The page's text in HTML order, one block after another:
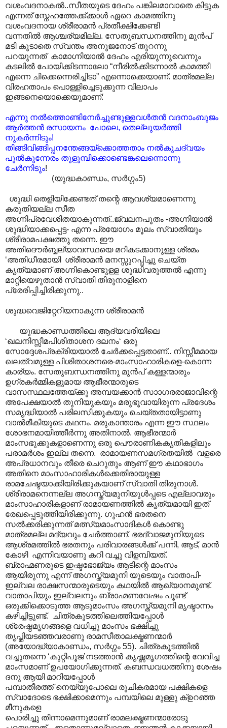
വശംവദനാകൽ..സീതയുടെ ദേഹം പങ്കിലമാവാതെ കിട്ടുക
എന്നത് സ്നേഹത്തേക്ക്ക്കാൾ ഏറെ കാമത്തിനു
വശംവദനായ ശ്രീരാമൻ പ്രതീക്ഷിക്കേണ്ടി
വന്നതിൽ ആശ്ചര്യമില്ല. സേതുബന്ധനത്തിനു മുൻപ്
മടി കൂടാതെ സ്വന്തം അനുജനോട് തുറന്നു
പറയുന്നത് കാമാഗ്നിയാൽ ദേഹം എരിയുന്നുവെന്നും
കടലിൽ പോയിക്കിടന്നാലോ “നീരിൽക്കിടന്നാൽ കാമത്തീ
എന്നെ ചിക്കെന്നെരിച്ചിടാ” എന്നൊക്കെയാണ്. മാത്രമല്ല
വിരഹതാപം പൊള്ളിച്ചെടുക്കുന്ന വിലാപം
ഇങ്ങനെയൊക്കെയുമാണ്:
എന്നു നൽത്തൊണ്ടിനേർച്ചുണ്ടുള്ളവൾതൻ വദനാംബുജം
ആർത്തൻ രസായനം പോലെ, തെല്ലുയർത്തി
നുകർന്നിടും!
തിങ്ങിവിങ്ങിപ്പനന്തേങ്ങയ്ക്കൊത്തതാം നൽകുചദ്വയം
പുൽകുന്നേരം തുളുമ്പിക്കൊണ്ടെങ്കലെന്നൊന്നു
ചേർന്നിടും!
(യുദ്ധകാണ്ഡം, സർഗ്ഗം5)
ശുദ്ധി തെളിയിക്കേണ്ടത് തന്റെ ആവശ്യമാണെന്നു
കരുതിയല്ല സീത
അഗ്നിപ്രവേശിതയാകുന്നത്..ജ്വലനപൂതം -അഗ്നിയാൽ
ശുദ്ധിയാക്കപ്പെട്ട- എന്ന പ്രയോഗം മൂലം സ്വാ‍തിയും
ശ്രീരാമപക്ഷത്തു തന്നെ. ഈ
അതിദൌർബ്ബല്യാ‍വസ്ഥയെ മറികടക്കാനുള്ള ശ്രമം
‘അതിധീരമായി ശ്രീരാമൻ മനസ്സുറപ്പിച്ചു ചെയ്ത
കൃത്യമാണ് അഗ്നികൊണ്ടുള്ള ശുദ്ധിവരുത്തൽ എന്നു
മാറ്റിയെഴുതാൻ സ്വാതി തിരുനാളിനെ
പ്രേരിപ്പിച്ചിരിക്കുന്നു..
ശുദ്ധവെജിറ്റേറിയനാകുന്ന ശ്രീരാമൻ
യുദ്ധകാണ്ഡത്തിലെ ആദ്യവരിയിലെ
‘ഖലനിസ്സീമപിശിതാശന ദലനം‘ ഒരു
സോദ്ദേശപ്രക്രിയയാൽ ചേർക്കപ്പെട്ടതാണ്.. നിസ്സീമമായ
ഖലത്വമുള്ള പിശിതാശനരെ-മാംസാഹാരികളെ-കൊന്ന
കാര്യം. സേതുബന്ധനത്തിനു മുൻപ് കള്ളന്മാരും
ഉഗ്രകർമ്മികളുമായ ആഭീരന്മാരുടെ
വാസസ്ഥലത്തേയ്ക്കു അമ്പയക്കാൻ സാ‍ാഗരരാജാവിന്റെ
അപേക്ഷയാൽ തുനിയുകയും മരുഭൂവായിരുന്ന പ്രദേശം
സമൃദ്ധിയാൽ പരിലസിക്കുകയും ചെയ്തതായിട്ടാണു
വാൽമീകിയുടെ കഥനം. മരുകാന്താരം എന്ന ഈ സ്ഥലം
ശോഭനമായിത്തീർന്നു അതിനാൽ. ആഭീരന്മാർ
മാംസഭുക്കുകളാണെന്നു ഒരു പൌരാണികകൃതികളിലും
പരാമർശം ഇല്ല തന്നെ. രാമായണസമഗ്രതയിൽ വളരെ
അപ്രധാനവും തീരെ ചെറുതും ആണ് ഈ കഥാഭാഗം
അതിനെ മാംസാ‍ഹാരികൾക്കെതിരായുള്ള
രാമചേഷ്ടയാക്കിയിരിക്കുകയാണ് സ്വാതി തിരുനാ‍ൾ.
ശ്രീരാമനെന്നല്ല അഗസ്ത്യമുനിയുൾപ്പടെ എല്ലാവരും
മാംസാഹാരികളാണ് രാമായണത്തിൽ കൃത്യമായി ഇത്
രേഖപ്പെടുത്തിയിരിക്കുന്നു. ഗുഹൻ ഭരതനെ
സൽക്കരിക്കുന്നത് മത്സ്യമാംസാദികൾ കൊണ്ടു
മാത്രമല്ല മദ്യവും ചേർത്താണ്. ഭരദ്വാജമുനിയുടെ
ആശ്രമത്തിൽ ഭരതനും പരിവാരങ്ങൾക്ക് പന്നി, ആട്, മാൻ
കോഴി എന്നിവയാണു കറി വച്ചു വിളമ്പിയത്.
ബ്രാഹ്മണരുടെ ഇഷ്ടഭോജ്യം ആടിന്റെ മാംസം
ആയിരുന്നു എന്ന് അഗസ്ത്യമുനി യുടെയും വാതാപി-
ഇല്വല രാക്ഷസന്മാരുടെയും കഥയിൽ ആഖ്യാനമുണ്ട്.
വാതാപിയും ഇല്വലനും ബ്രാഹ്മണവേഷം പൂണ്ട്
ഒരുക്കിക്കൊടുത്ത ആടുമാംസം അഗസ്ത്യമുനി മൃഷ്ടാന്നം
കഴിച്ചിട്ടുണ്ട്. ചിത്രകൂടത്തിലെത്തിയപ്പോൾ
ശ്രേഷ്ഠമൃഗങ്ങളെ വധിച്ചു മാംസം ഭക്ഷിച്ചു
തൃപ്തിയടഞ്ഞവരാണു രാമസീതാലക്ഷ്മണന്മാർ
(അയോദ്ധ്യാകാണ്ഡം, സർഗ്ഗം 55). ചിത്രകൂടത്തിൽ
വച്ചുതന്നെ ‘കുറ്റിപൂജ’നടത്താൻ കൃഷ്ണമൃഗത്തിന്റെ വേവിച്ച
മാംസമാണ് ഉപയോഗിക്കുന്നത്. കബന്ധവധത്തിനു ശേഷം
ദനു ആയി മാറിയപ്പോൾ
പമ്പാതീരത്ത് നെയ്യുപോലെ രുചികരമായ പക്ഷികളെ
സ്വാദോടെ ഭക്ഷിക്കാമെന്നും പമ്പയിലെ മുള്ളു ക്ഉറഞ്ഞ
മീനുകളെ
പൊരിച്ചു തിന്നാമെന്നുമാണ് രാമലക്ഷ്മണന്മാരോടു